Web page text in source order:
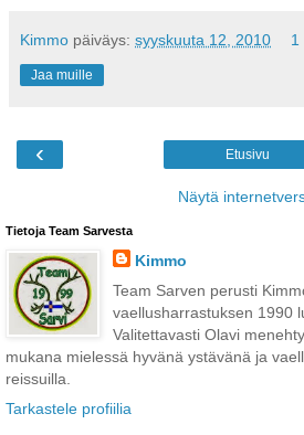
Kimmo päiväys: syyskuuta 12, 2010 1
Jaa muille
‹ Etusivu
Näytä
Tietoja Team Sarvesta
Kimmo
Team Sarven perusti
vaellusharrastuksen 1990
Valitettavasti Olavi
mukana mielessä hyvänä ystävänä ja
reissuilla.
Tarkastele profiilia